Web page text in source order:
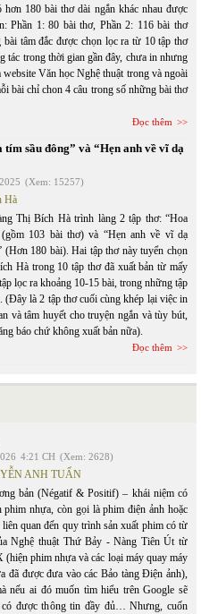
180 bài thơ dài ngắn khác nhau được
Phần 1: 80 bài thơ, Phần 2: 116 bài thơ
tâm đắc được chọn lọc ra từ 10 tập thơ
tác trong thời gian gần đây, chưa in nhưng
Văn học Nghệ thuật trong và ngoài
bài chỉ chon 4 câu trong số những bài thơ
Đọc thêm
sầu đông” và “Hẹn anh về vĩ dạ
(Xem: 15257)
Hà
Thị Bích Hà trình làng 2 tập thơ: “Hoa
103 bài thơ) và “Hẹn anh về vĩ dạ
(Hơn 180 bài). Hai tập thơ này tuyển chọn
Hà trong 10 tập thơ đã xuất bản từ mấy
lọc ra khoảng 10-15 bài, trong những tập
(Đây là 2 tập thơ cuối cùng khép lại việc in
và tâm huyết cho truyện ngắn và tùy bút,
báo chứ không xuất bản nữa).
Đọc thêm
4:21 CH (Xem: 2628)
ANH TUẤN
bản (Négatif & Positif) – khái niệm có
phim nhựa, còn gọi là phim điện ảnh hoặc
quan đến quy trình sản xuất phim có từ
Nghệ thuật Thứ Bảy - Nàng Tiên Út từ
phim nhựa và các loại máy quay máy
đã được đưa vào các Bảo tàng Điện ảnh),
nếu ai đó muốn tìm hiểu trên Google sẽ
có được thông tin đầy đủ… Nhưng, cuốn